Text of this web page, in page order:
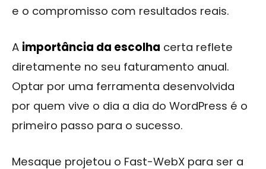
e o compromisso com resultados reais.
A importância da escolha certa reflete
diretamente no seu faturamento anual.
Optar por uma ferramenta desenvolvida
por quem vive o dia a dia do WordPress é o
primeiro passo para o sucesso.
Mesaque projetou o Fast-WebX para ser a